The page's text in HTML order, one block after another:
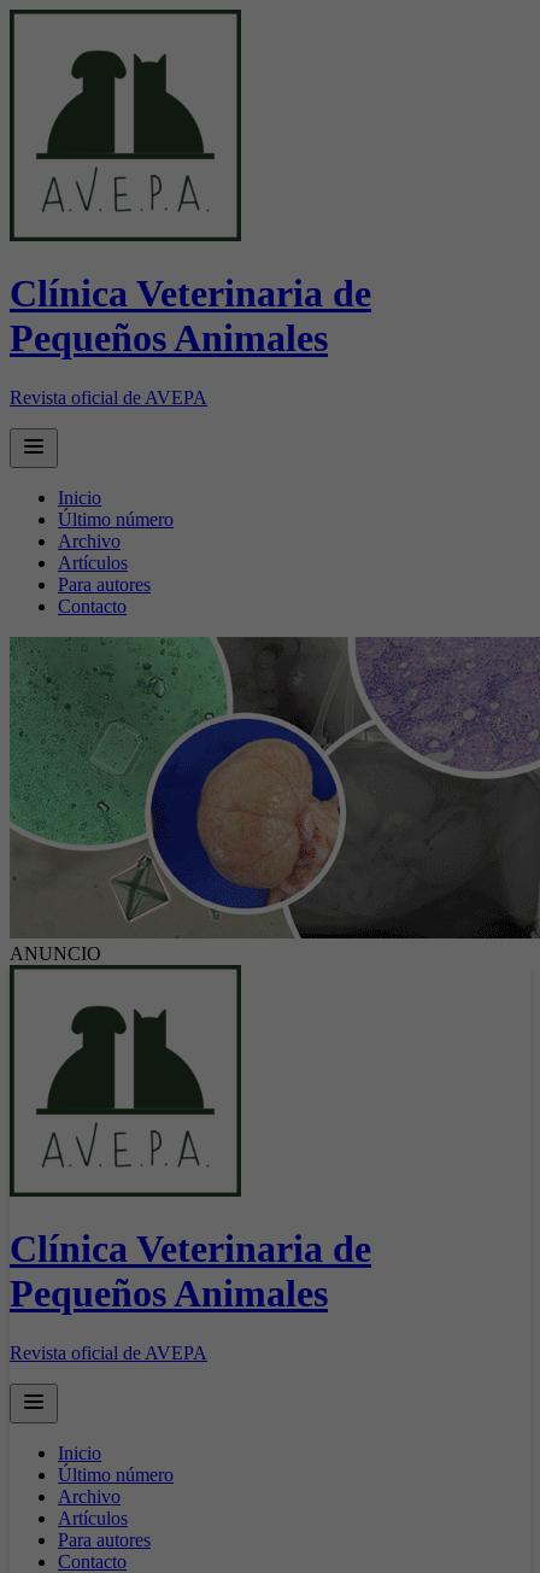
Clínica Veterinaria de
Pequeños Animales
Revista oficial de AVEPA
Open main menu
Inicio
Último número
Archivo
Artículos
Para autores
Contacto
ANUNCIO
Clínica Veterinaria de
Pequeños Animales
Revista oficial de AVEPA
Open main menu
Inicio
Último número
Archivo
Artículos
Para autores
Contacto